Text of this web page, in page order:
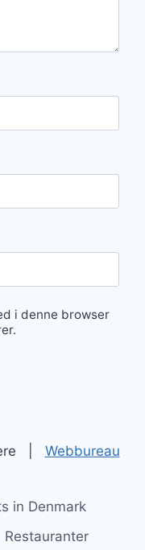
i denne browser
| Webbureau
in Denmark
Restauranter